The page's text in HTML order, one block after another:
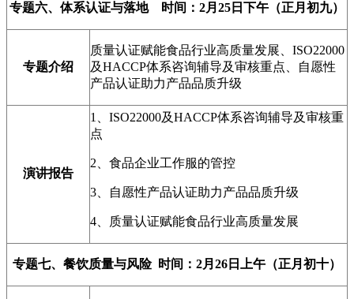
专题六、体系认证与落地 时间：2月25日下午（正月初九）
专题介绍
质量认证赋能食品行业高质量发展、ISO22000
及HACCP体系咨询辅导及审核重点、自愿性
产品认证助力产品品质升级
演讲报告
1、ISO22000及HACCP体系咨询辅导及审核重
点
2、食品企业工作服的管控
3、自愿性产品认证助力产品品质升级
4、质量认证赋能食品行业高质量发展
专题七、餐饮质量与风险 时间：2月26日上午（正月初十）